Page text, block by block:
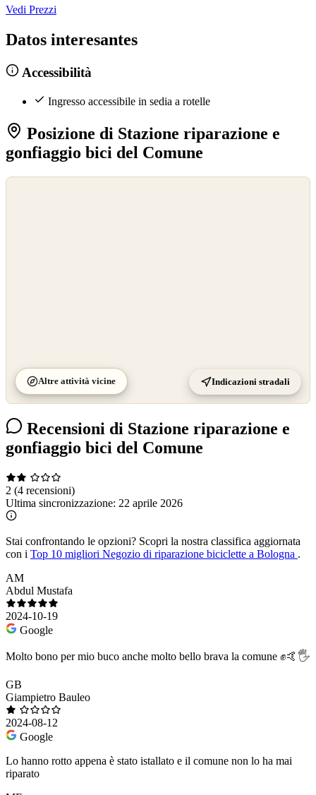
Vedi Prezzi
Datos interesantes
Accessibilità
Ingresso accessibile in sedia a rotelle
Posizione di Stazione riparazione e
gonfiaggio bici del Comune
Altre attività vicine Indicazioni stradali
Recensioni di Stazione riparazione e
gonfiaggio bici del Comune
2 (4 recensioni)
Ultima sincronizzazione: 22 aprile 2026
Stai confrontando le opzioni? Scopri la nostra classifica aggiornata
con i Top 10 migliori Negozio di riparazione biciclette a Bologna .
AM
Abdul Mustafa
2024-10-19
Google
Molto bono per mio buco anche molto bello brava la comune ✊🤙🖐️
GB
Giampietro Bauleo
2024-08-12
Google
Lo hanno rotto appena è stato istallato e il comune non lo ha mai
riparato